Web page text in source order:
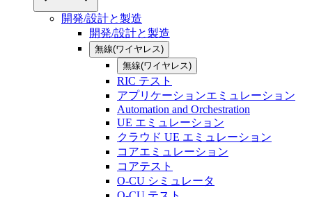
開発/設計と製造
開発/設計と製造
無線(ワイヤレス)
無線(ワイヤレス)
RIC テスト
アプリケーションエミュレーション
Automation and Orchestration
UE エミュレーション
クラウド UE エミュレーション
コアエミュレーション
コアテスト
O-CU シミュレータ